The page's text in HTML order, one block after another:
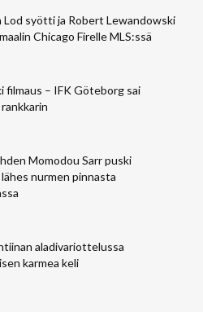
Lod syötti ja Robert Lewandowski
Chicago Firelle MLS:ssä
filmaus – IFK Göteborg sai
Momodou Sarr puski
nurmen pinnasta
aladivariottelussa
karmea keli